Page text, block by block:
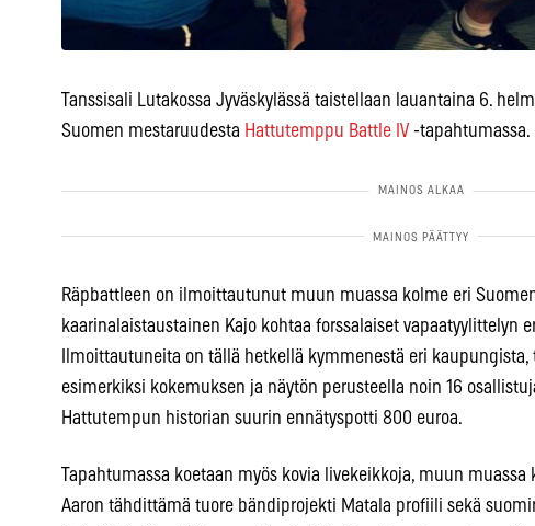
Tanssisali Lutakossa Jyväskylässä taistellaan lauantaina 6.
Suomen mestaruudesta Hattutemppu Battle IV -tapahtumassa.
Räpbattleen on ilmoittautunut muun muassa kolme eri
kaarinalaistaustainen Kajo kohtaa forssalaiset vapaatyylittelyn
Ilmoittautuneita on tällä hetkellä kymmenestä eri
esimerkiksi kokemuksen ja näytön perusteella noin 16
Hattutempun historian suurin ennätyspotti 800 euroa.
Tapahtumassa koetaan myös kovia livekeikkoja, muun muassa
Aaron tähdittämä tuore bändiprojekti Matala profiili sekä